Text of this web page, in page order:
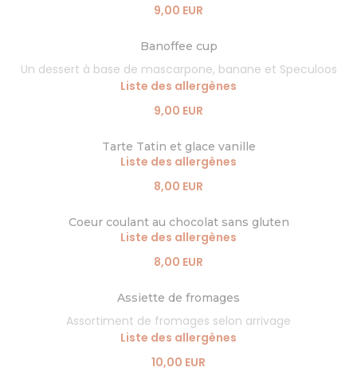
9,00 EUR
Banoffee cup
Un dessert à base de mascarpone, banane et Speculoos
Liste des allergènes
9,00 EUR
Tarte Tatin et glace vanille
Liste des allergènes
8,00 EUR
Coeur coulant au chocolat sans gluten
Liste des allergènes
8,00 EUR
Assiette de fromages
Assortiment de fromages selon arrivage
Liste des allergènes
10,00 EUR